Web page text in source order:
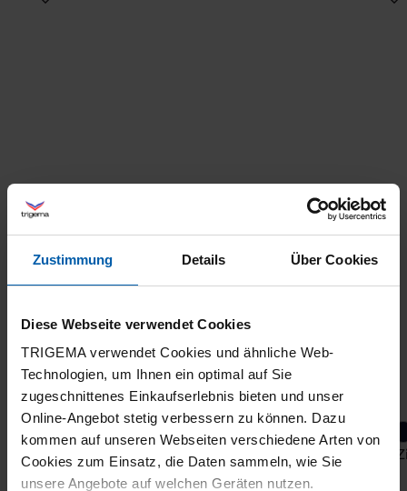
Zustimmung Details Über Cookies
Diese Webseite verwendet Cookies
TRIGEMA verwendet Cookies und ähnliche Web-
Technologien, um Ihnen ein optimal auf Sie
zugeschnittenes Einkaufserlebnis bieten und unser
Online-Angebot stetig verbessern zu können. Dazu
kommen auf unseren Webseiten verschiedene Arten von
Cookies zum Einsatz, die Daten sammeln, wie Sie
unsere Angebote auf welchen Geräten nutzen.
Softshell-Jacket Full